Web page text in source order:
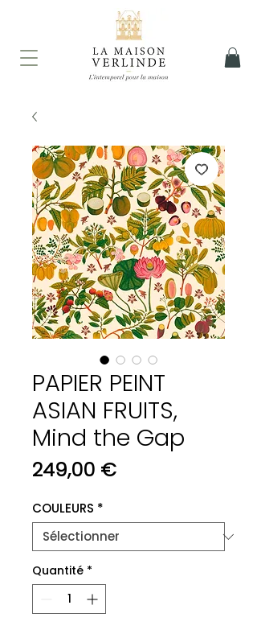
PAPIER PEINT
ASIAN FRUITS,
Mind the Gap
249,00 €Prix
COULEURS *
Quantité *